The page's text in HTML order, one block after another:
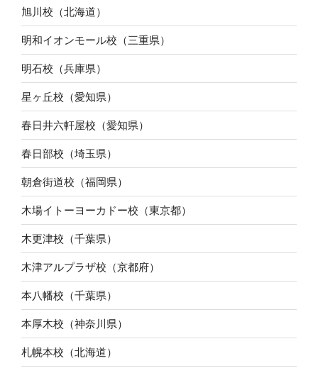
旭川校（北海道）
明和イオンモール校（三重県）
明石校（兵庫県）
星ヶ丘校（愛知県）
春日井六軒屋校（愛知県）
春日部校（埼玉県）
朝倉街道校（福岡県）
木場イトーヨーカドー校（東京都）
木更津校（千葉県）
木津アルプラザ校（京都府）
本八幡校（千葉県）
本厚木校（神奈川県）
札幌本校（北海道）